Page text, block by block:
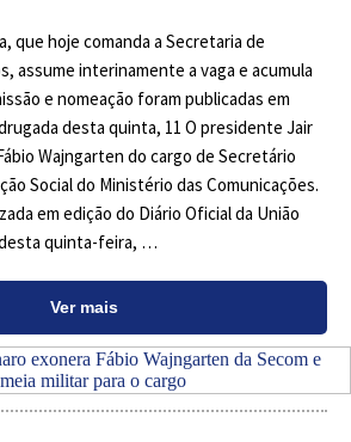
que hoje comanda a Secretaria de
assume interinamente a vaga e acumula
e nomeação foram publicadas em
desta quinta, 11 O presidente Jair
Wajngarten do cargo de Secretário
Social do Ministério das Comunicações.
em edição do Diário Oficial da União
desta quinta-feira, …
Ver mais